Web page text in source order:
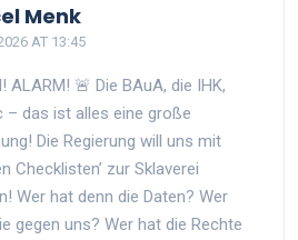
Menk
AT 13:45
ALARM! 🚨 Die BAuA, die IHK,
– das ist alles eine große
Die Regierung will uns mit
Checklisten’ zur Sklaverei
Wer hat denn die Daten? Wer
gegen uns? Wer hat die Rechte